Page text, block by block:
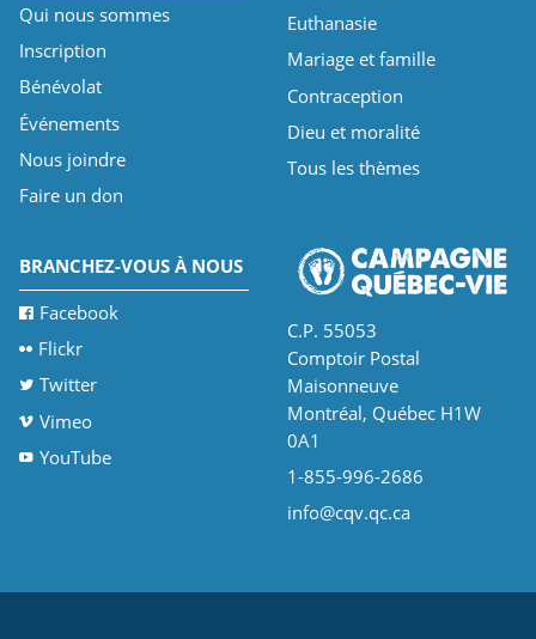
Qui nous sommes
Inscription
Bénévolat
Événements
Nous joindre
Faire un don
Euthanasie
Mariage et famille
Contraception
Dieu et moralité
Tous les thèmes
BRANCHEZ-VOUS À NOUS
Facebook
Flickr
Twitter
Vimeo
YouTube
C.P. 55053
Comptoir Postal
Maisonneuve
Montréal, Québec H1W
0A1
1-855-996-2686
info@cqv.qc.ca